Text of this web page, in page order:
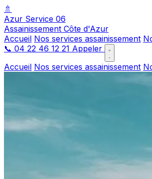
🚿
Azur Service 06
Assainissement Côte d'Azur
Accueil Nos services assainissement
📞 04 22 46 12 21 Appeler
Accueil Nos services assainissement